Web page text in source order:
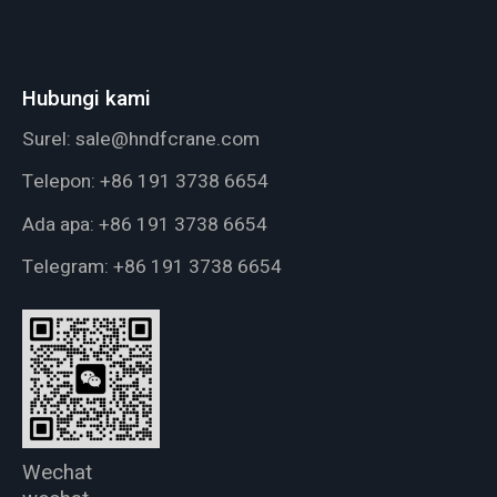
Hubungi kami
Surel: sale@hndfcrane.com
Telepon: +86 191 3738 6654
Ada apa: +86 191 3738 6654
Telegram: +86 191 3738 6654
Wechat